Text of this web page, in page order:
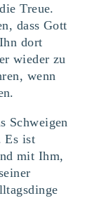
Treue.
dass Gott
dort
wieder zu
wenn
Schweigen
Es ist
mit Ihm,